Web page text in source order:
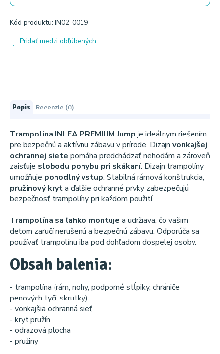
Kód produktu: IN02-0019
Pridať medzi obľúbených
Popis Recenzie (0)
Trampolína INLEA PREMIUM Jump je ideálnym riešením
pre bezpečnú a aktívnu zábavu v prírode. Dizajn vonkajšej
ochrannej siete pomáha predchádzať nehodám a zároveň
zaisťuje slobodu pohybu pri skákaní. Dizajn trampolíny
umožňuje pohodlný vstup. Stabilná rámová konštrukcia,
pružinový kryta ďalšie ochranné prvky zabezpečujú
bezpečnosť trampolíny pri každom použití.
Trampolína sa ľahko montuje a udržiava, čo vašim
deťom zaručí nerušenú a bezpečnú zábavu. Odporúča sa
používať trampolínu iba pod dohľadom dospelej osoby.
Obsah balenia:
- trampolína (rám, nohy, podporné stĺpiky, chrániče
penových tyčí, skrutky)
- vonkajšia ochranná sieť
- kryt pružín
- odrazová plocha
- pružiny